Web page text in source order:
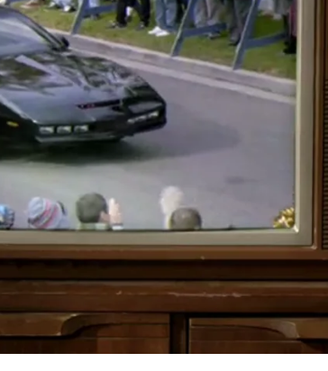
WhatsappFacebook